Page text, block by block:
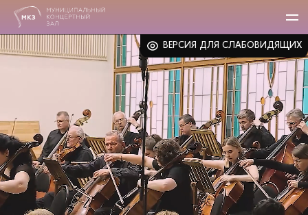
ВЕРСИЯ ДЛЯ СЛАБОВИДЯЩИХ